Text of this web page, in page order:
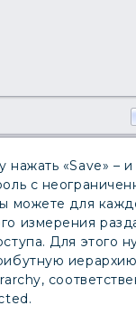
нажать «Save» – и
с
можете для
измерения
Для этого